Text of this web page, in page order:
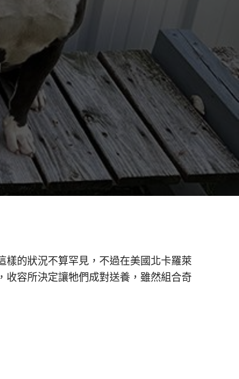
的狀況不算罕見，不過在美國北卡羅萊
容所決定讓牠們成對送養，雖然組合奇